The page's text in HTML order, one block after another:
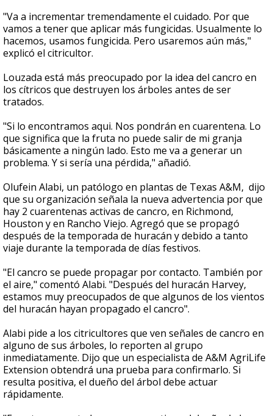
"Va a incrementar tremendamente el cuidado. Por que
vamos a tener que aplicar más fungicidas. Usualmente lo
hacemos, usamos fungicida. Pero usaremos aún más,"
explicó el citricultor.
Louzada está más preocupado por la idea del cancro en
los cítricos que destruyen los árboles antes de ser
tratados.
"Si lo encontramos aqui. Nos pondrán en cuarentena. Lo
que significa que la fruta no puede salir de mi granja
básicamente a ningún lado. Esto me va a generar un
problema. Y si sería una pérdida," añadió.
Olufein Alabi, un patólogo en plantas de Texas A&M, dijo
que su organización señala la nueva advertencia por que
hay 2 cuarentenas activas de cancro, en Richmond,
Houston y en Rancho Viejo. Agregó que se propagó
después de la temporada de huracán y debido a tanto
viaje durante la temporada de días festivos.
"El cancro se puede propagar por contacto. También por
el aire," comentó Alabi. "Después del huracán Harvey,
estamos muy preocupados de que algunos de los vientos
del huracán hayan propagado el cancro".
Alabi pide a los citricultores que ven señales de cancro en
alguno de sus árboles, lo reporten al grupo
inmediatamente. Dijo que un especialista de A&M AgriLife
Extension obtendrá una prueba para confirmarlo. Si
resulta positiva, el dueño del árbol debe actuar
rápidamente.